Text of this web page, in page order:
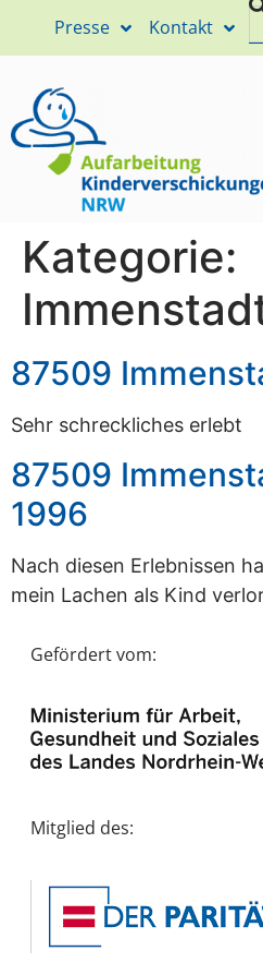
Presse Kontakt
Kategorie:
87509
Sehr schreckliches erlebt
87509
1996
Nach diesen Erlebnissen
mein Lachen als Kind
Gefördert vom:
Mitglied des: